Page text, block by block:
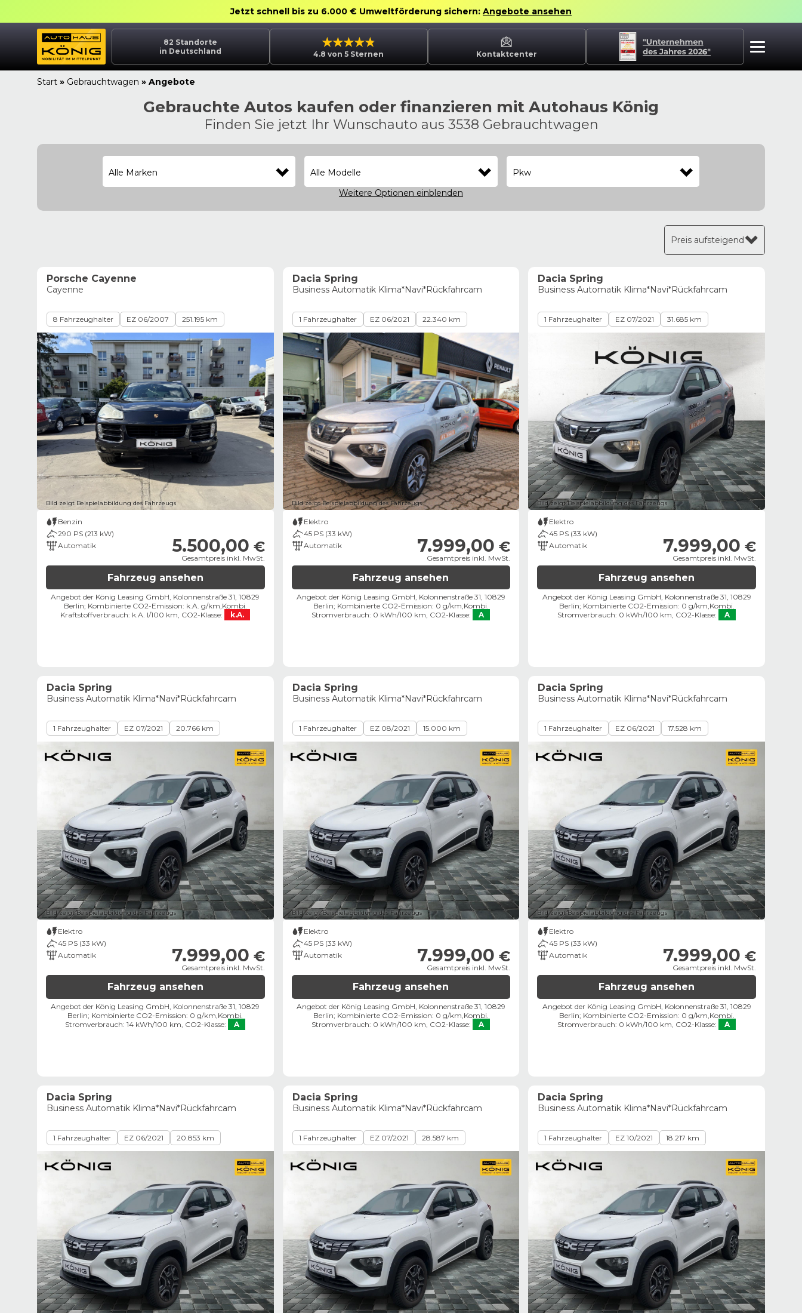
Jetzt schnell bis zu 6.000 € Umweltförderung sichern: Angebote ansehen
82 Standorte
in Deutschland
4.8 von 5 Sternen Kontaktcenter
Start » Gebrauchtwagen » Angebote
Gebrauchte Autos kaufen oder finanzieren mit Autohaus König
Finden Sie jetzt Ihr Wunschauto aus 3538 Gebrauchtwagen
Alle Marken Alle Modelle
Pkw
Weitere Optionen einblenden
Preis aufsteigend
Porsche Cayenne
Cayenne
8 Fahrzeughalter EZ 06/2007 251.195 km
Bild zeigt Beispielabbildung des Fahrzeugs
Benzin
290 PS (213 kW)
Automatik
5.500,00 €
Gesamtpreis inkl. MwSt.
Fahrzeug ansehen
Angebot der König Leasing GmbH, Kolonnenstraße 31, 10829
Berlin; Kombinierte CO2-Emission: k.A. g/km,Kombi.
Kraftstoffverbrauch: k.A. l/100 km, CO2-Klasse: k.A.
Dacia Spring
Business Automatik Klima*Navi*Rückfahrcam
1 Fahrzeughalter EZ 06/2021 22.340 km
Bild zeigt Beispielabbildung des Fahrzeugs
Elektro
45 PS (33 kW)
Automatik
7.999,00 €
Gesamtpreis inkl. MwSt.
Fahrzeug ansehen
Angebot der König Leasing GmbH, Kolonnenstraße 31, 10829
Berlin; Kombinierte CO2-Emission: 0 g/km,Kombi.
Stromverbrauch: 0 kWh/100 km, CO2-Klasse: A
Dacia Spring
Business Automatik Klima*Navi*Rückfahrcam
1 Fahrzeughalter EZ 07/2021 31.685 km
Bild zeigt Beispielabbildung des Fahrzeugs
Elektro
45 PS (33 kW)
Automatik
7.999,00 €
Gesamtpreis inkl. MwSt.
Fahrzeug ansehen
Angebot der König Leasing GmbH, Kolonnenstraße 31, 10829
Berlin; Kombinierte CO2-Emission: 0 g/km,Kombi.
Stromverbrauch: 0 kWh/100 km, CO2-Klasse: A
Dacia Spring
Business Automatik Klima*Navi*Rückfahrcam
1 Fahrzeughalter EZ 07/2021 20.766 km
Bild zeigt Beispielabbildung des Fahrzeugs
Elektro
45 PS (33 kW)
Automatik
7.999,00 €
Gesamtpreis inkl. MwSt.
Fahrzeug ansehen
Angebot der König Leasing GmbH, Kolonnenstraße 31, 10829
Berlin; Kombinierte CO2-Emission: 0 g/km, Kombi.
Stromverbrauch: 14 kWh/100 km, CO2-Klasse: A
Dacia Spring
Business Automatik Klima*Navi*Rückfahrcam
1 Fahrzeughalter EZ 08/2021 15.000 km
Bild zeigt Beispielabbildung des Fahrzeugs
Elektro
45 PS (33 kW)
Automatik
7.999,00 €
Gesamtpreis inkl. MwSt.
Fahrzeug ansehen
Angebot der König Leasing GmbH, Kolonnenstraße 31, 10829
Berlin; Kombinierte CO2-Emission: 0 g/km, Kombi.
Stromverbrauch: 0 kWh/100 km, CO2-Klasse: A
Dacia Spring
Business Automatik Klima*Navi*Rückfahrcam
1 Fahrzeughalter EZ 06/2021 17.528 km
Bild zeigt Beispielabbildung des Fahrzeugs
Elektro
45 PS (33 kW)
Automatik
7.999,00 €
Gesamtpreis inkl. MwSt.
Fahrzeug ansehen
Angebot der König Leasing GmbH, Kolonnenstraße 31, 10829
Berlin; Kombinierte CO2-Emission: 0 g/km, Kombi.
Stromverbrauch: 0 kWh/100 km, CO2-Klasse: A
Dacia Spring
Business Automatik Klima*Navi*Rückfahrcam
1 Fahrzeughalter EZ 06/2021 20.853 km
Dacia Spring
Business Automatik Klima*Navi*Rückfahrcam
1 Fahrzeughalter EZ 07/2021 28.587 km
Dacia Spring
Business Automatik Klima*Navi*Rückfahrcam
1 Fahrzeughalter EZ 10/2021 18.217 km